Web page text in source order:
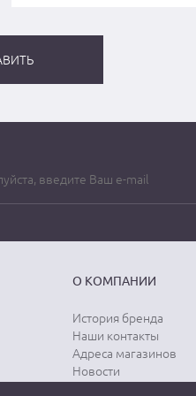
О КОМПАНИИ
История бренда
Наши контакты
Адреса магазинов
Новости